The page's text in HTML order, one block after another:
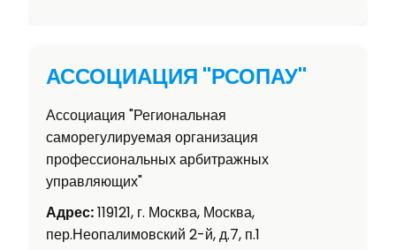
АССОЦИАЦИЯ "РСОПАУ"
Ассоциация "Региональная
саморегулируемая организация
профессиональных арбитражных
управляющих"
Адрес:119121, г. Москва, Москва,
пер.Неопалимовский 2-й, д.7, п.1